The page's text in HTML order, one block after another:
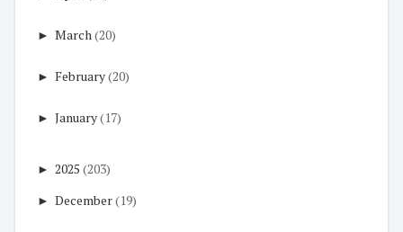
► March(20)
► February(20)
► January(17)
► 2025 (203)
► December(19)